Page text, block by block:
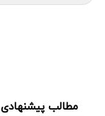
مطالب پیشنهادی